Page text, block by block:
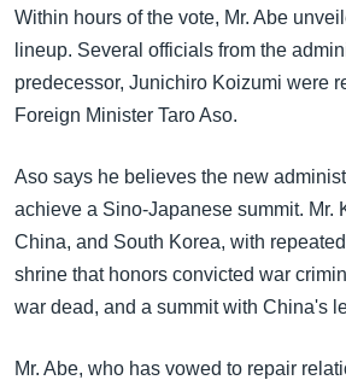
ကျော်
ကြည့်
ရှာဖွေ
နေရာ
သို့
ကျော်
ရန်
ဘာသာစကားများ
Within hours of the vote, Mr. Abe
lineup. Several officials from the
predecessor, Junichiro Koizumi were
Foreign Minister Taro Aso.
Aso says he believes the new
achieve a Sino-Japanese summit. Mr.
China, and South Korea, with
shrine that honors convicted war
war dead, and a summit with China's
Mr. Abe, who has vowed to repair